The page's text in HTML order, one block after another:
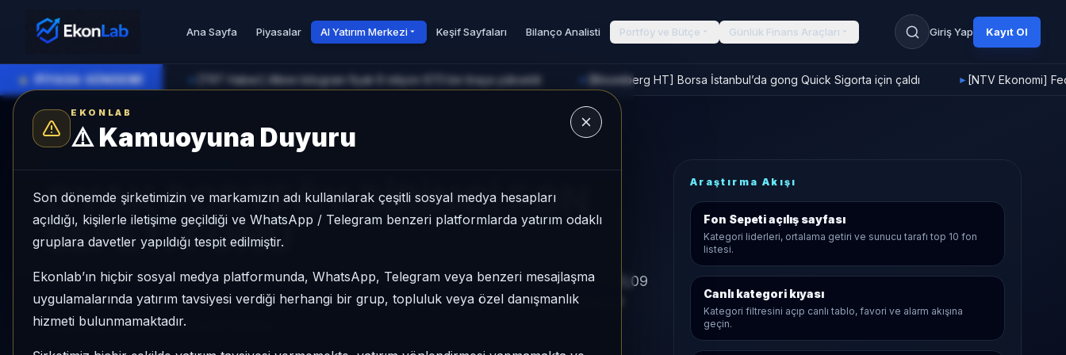
Ana Sayfa Piyasalar AI Yatırım Merkezi Keşif Sayfaları Bilanço Analisti Portföy ve Bütçe Günlük Finans Araçları Giriş Yap Kayıt Ol
EKONLAB
⚠️Kamuoyuna Duyuru
Son dönemde şirketimizin ve markamızın adı kullanılarak çeşitli sosyal medya hesapları
açıldığı, kişilerle iletişime geçildiği ve WhatsApp / Telegram benzeri platformlarda yatırım odaklı
gruplara davetler yapıldığı tespit edilmiştir.
Ekonlab’ın hiçbir sosyal medya platformunda, WhatsApp, Telegram veya benzeri mesajlaşma
uygulamalarında yatırım tavsiyesi verdiği herhangi bir grup, topluluk veya özel danışmanlık
hizmeti bulunmamaktadır.
● PİYASA GÜNDEMİ [TRT Haber] Altının kilogram fiyatı 6 milyon 673 bin liraya yükseldi [Bloomberg HT] Borsa İstanbul’da gong Quick Sigorta için çaldı ► [NTV Ekonomi]
AI Fon Radar/ Fon Sepeti
OYAK PORTFÖY BİRİNCİ FON
SEPETİ FONU
OYAK PORTFÖY BİRİNCİ FON SEPETİ FONU, Fon Sepeti kategorisinde son 1 ayda +%3,09
getiri, kategori içinde momentum sırası 20/77, 1 aylık volatilitesi %0,37 ve Aktif KAP KAP
yoğunluğu ile izlenebilen bir fondur.
Araştırma Akışı
Fon Sepetiaçılış sayfası
Kategori liderleri, ortalama getiri ve sunucu tarafı top 10 fon
listesi.
Canlı kategori kıyası
Kategori filtresini açıp canlı tablo, favori ve alarm akışına
geçin.